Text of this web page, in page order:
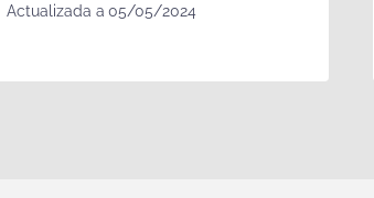
Actualizada a 05/05/2024